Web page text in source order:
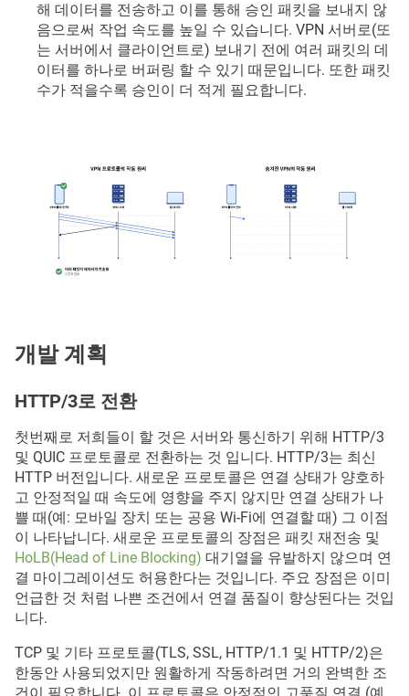
해 데이터를 전송하고 이를 통해 승인 패킷을 보내지 않
음으로써 작업 속도를 높일 수 있습니다. VPN 서버로(또
는 서버에서 클라이언트로) 보내기 전에 여러 패킷의 데
이터를 하나로 버퍼링 할 수 있기 때문입니다. 또한 패킷
수가 적을수록 승인이 더 적게 필요합니다.
개발 계획
HTTP/3로 전환
첫번째로 저희들이 할 것은 서버와 통신하기 위해 HTTP/3
및 QUIC 프로토콜로 전환하는 것 입니다. HTTP/3는 최신
HTTP 버전입니다. 새로운 프로토콜은 연결 상태가 양호하
고 안정적일 때 속도에 영향을 주지 않지만 연결 상태가 나
쁠 때(예: 모바일 장치 또는 공용 Wi-Fi에 연결할 때) 그 이점
이 나타납니다. 새로운 프로토콜의 장점은 패킷 재전송 및
HoLB(Head of Line Blocking) 대기열을 유발하지 않으며 연
결 마이그레이션도 허용한다는 것입니다. 주요 장점은 이미
언급한 것 처럼 나쁜 조건에서 연결 품질이 향상된다는 것입
니다.
TCP 및 기타 프로토콜(TLS, SSL, HTTP/1.1 및 HTTP/2)은
한동안 사용되었지만 원활하게 작동하려면 거의 완벽한 조